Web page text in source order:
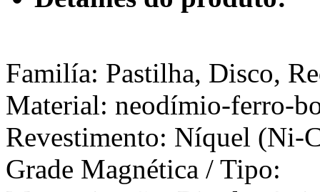
Familía: Pastilha, Disco,
Material: neodímio-ferro-
Revestimento: Níquel (Ni-
Grade Magnética /